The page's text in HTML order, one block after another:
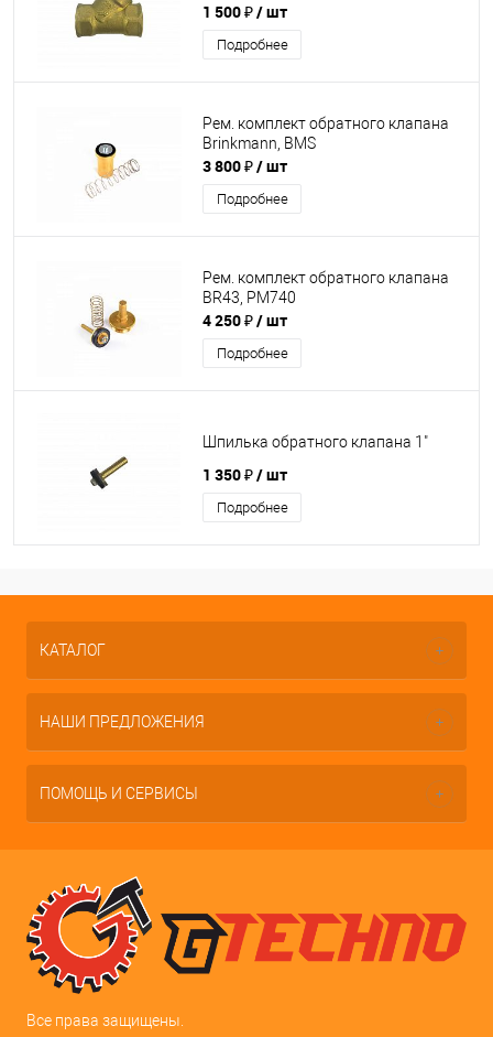
1 500 ₽/ шт
Подробнее
Рем. комплект обратного клапана
Brinkmann, BMS
3 800 ₽/ шт
Подробнее
Рем. комплект обратного клапана
BR43, PM740
4 250 ₽/ шт
Подробнее
Шпилька обратного клапана 1"
1 350 ₽/ шт
Подробнее
КАТАЛОГ
НАШИ ПРЕДЛОЖЕНИЯ
ПОМОЩЬ И СЕРВИСЫ
Все права защищены.